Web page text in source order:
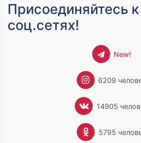
Присоединяйтесь
соц.сетях!
New!
6209
14905
5795